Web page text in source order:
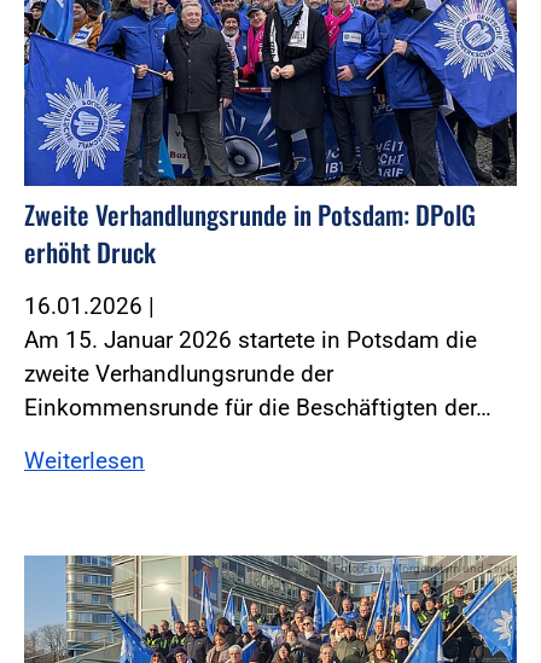
Zweite Verhandlungsrunde in Potsdam: DPolG
erhöht Druck
16.01.2026 |
Am 15. Januar 2026 startete in Potsdam die
zweite Verhandlungsrunde der
Einkommensrunde für die Beschäftigten der…
Weiterlesen
Foto:Foto: Morgenstern und Zind